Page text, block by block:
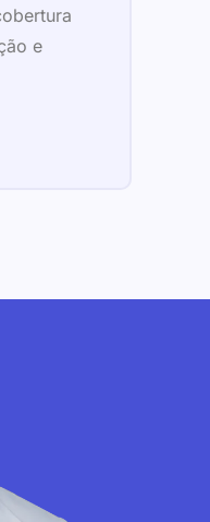
e